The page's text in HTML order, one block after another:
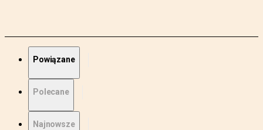
Powiązane
Polecane
Najnowsze